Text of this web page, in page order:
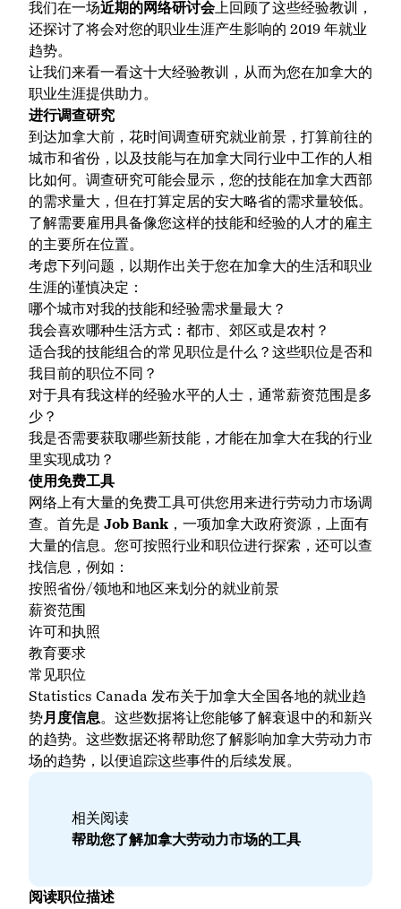
我们在一场近期的网络研讨会上回顾了这些经验教训，
还探讨了将会对您的职业生涯产生影响的 2019 年就业
趋势。
让我们来看一看这十大经验教训，从而为您在加拿大的
职业生涯提供助力。
进行调查研究
到达加拿大前，花时间调查研究就业前景，打算前往的
城市和省份，以及技能与在加拿大同行业中工作的人相
比如何。调查研究可能会显示，您的技能在加拿大西部
的需求量大，但在打算定居的安大略省的需求量较低。
了解需要雇用具备像您这样的技能和经验的人才的雇主
的主要所在位置。
考虑下列问题，以期作出关于您在加拿大的生活和职业
生涯的谨慎决定：
哪个城市对我的技能和经验需求量最大？
我会喜欢哪种生活方式：都市、郊区或是农村？
适合我的技能组合的常见职位是什么？这些职位是否和
我目前的职位不同？
对于具有我这样的经验水平的人士，通常薪资范围是多
少？
我是否需要获取哪些新技能，才能在加拿大在我的行业
里实现成功？
使用免费工具
网络上有大量的免费工具可供您用来进行劳动力市场调
查。首先是 Job Bank ，一项加拿大政府资源，上面有
大量的信息。您可按照行业和职位进行探索，还可以查
找信息，例如：
按照省份/领地和地区来划分的就业前景
薪资范围
许可和执照
教育要求
常见职位
Statistics Canada 发布关于加拿大全国各地的就业趋
势月度信息。这些数据将让您能够了解衰退中的和新兴
的趋势。这些数据还将帮助您了解影响加拿大劳动力市
场的趋势，以便追踪这些事件的后续发展。
相关阅读
帮助您了解加拿大劳动力市场的工具
阅读职位描述